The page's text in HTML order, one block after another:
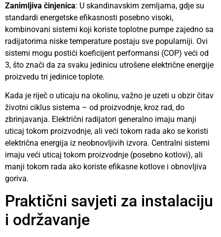
Zanimljiva činjenica: U skandinavskim zemljama, gdje su
standardi energetske efikasnosti posebno visoki,
kombinovani sistemi koji koriste toplotne pumpe zajedno sa
radijatorima niske temperature postaju sve popularniji. Ovi
sistemi mogu postići koeficijent performansi (COP) veći od
3, što znači da za svaku jedinicu utrošene električne energije
proizvedu tri jedinice toplote.
Kada je riječ o uticaju na okolinu, važno je uzeti u obzir čitav
životni ciklus sistema – od proizvodnje, kroz rad, do
zbrinjavanja. Električni radijatori generalno imaju manji
uticaj tokom proizvodnje, ali veći tokom rada ako se koristi
električna energija iz neobnovljivih izvora. Centralni sistemi
imaju veći uticaj tokom proizvodnje (posebno kotlovi), ali
manji tokom rada ako koriste efikasne kotlove i obnovljiva
goriva.
Praktični savjeti za instalaciju
i održavanje